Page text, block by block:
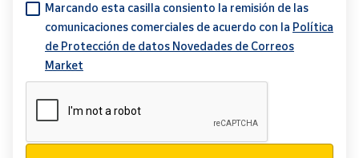
Marcando esta casilla consiento la remisión de las
comunicaciones comerciales de acuerdo con la Política
de Protección de datos Novedades de Correos
Market